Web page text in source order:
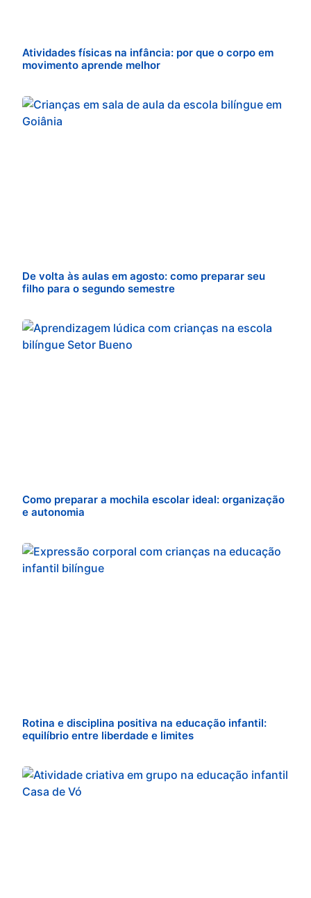
Atividades físicas na infância: por que o corpo em
movimento aprende melhor
De volta às aulas em agosto: como preparar seu
filho para o segundo semestre
Como preparar a mochila escolar ideal: organização
e autonomia
Rotina e disciplina positiva na educação infantil:
equilíbrio entre liberdade e limites